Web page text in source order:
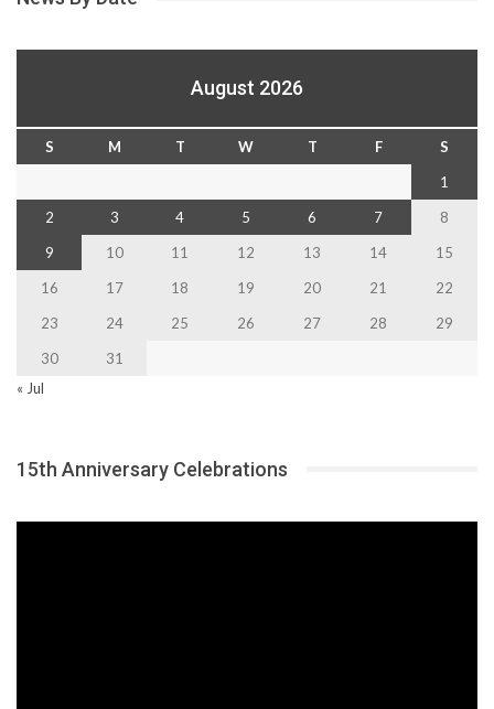
August 2026
S M T W T F
S
1
2
3 4 5 6 7
8
9
10 11 12 13 14
15
16
17 18 19 20 21
22
23
24 25 26 27 28
29
30
31
« Jul
15th Anniversary Celebrations